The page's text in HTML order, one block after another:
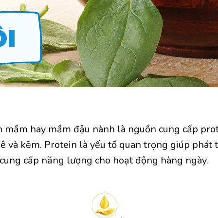
mầm hay mầm đậu nành là nguồn cung cấp
và kẽm. Protein là yếu tố quan trọng giúp phát
cấp năng lượng cho hoạt động hàng ngày.